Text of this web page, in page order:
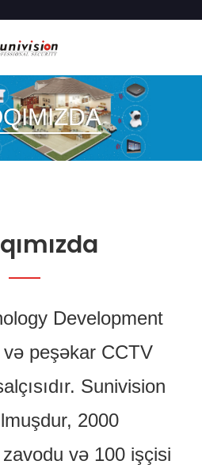
Development
və peşəkar CCTV
Sunivision
2000
və 100 işçisi